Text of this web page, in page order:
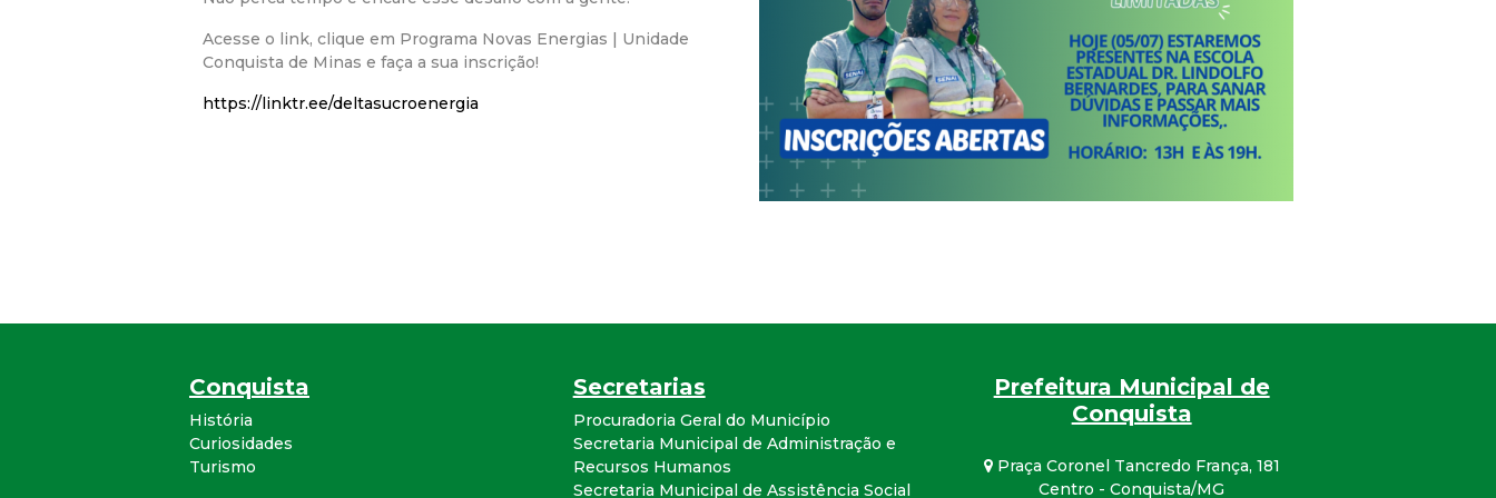
r
i
c
i
p
Acesse o link, clique em Programa Novas Energias | Unidade
Conquista de Minas e faça a sua inscrição!
https://linktr.ee/deltasucroenergia
Conquista
História
Curiosidades
Turismo
Secretarias
Procuradoria Geral do Município
Secretaria Municipal de Administração e
Recursos Humanos
Secretaria Municipal de Assistência Social
Prefeitura Municipal de
Conquista
Praça Coronel Tancredo França, 181
Centro - Conquista/MG